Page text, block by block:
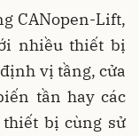
CANopen-Lift,
nhiều thiết bị
vị tầng, cửa
tần hay các
bị cùng sử